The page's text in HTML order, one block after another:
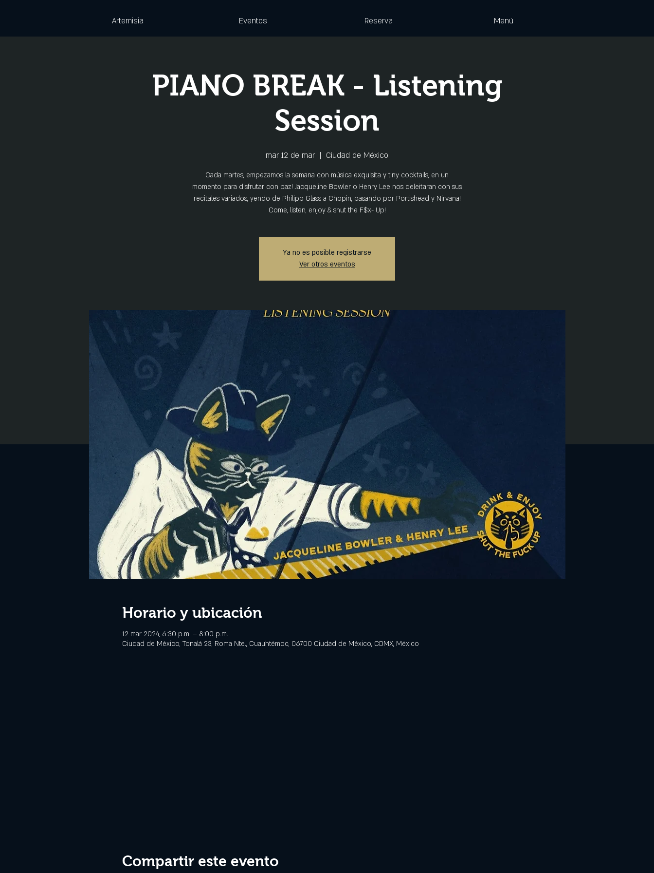
Artemisia Eventos Reserva Menú
PIANO BREAK - Listening
Session
mar 12 de mar
  |
Ciudad de México
Cada martes, empezamos la semana con música exquisita y tiny cocktails, en un
momento para disfrutar con paz! Jacqueline Bowler o Henry Lee nos deleitaran con sus
recitales variados, yendo de Philipp Glass a Chopin, pasando por Portishead y Nirvana!
Come, listen, enjoy & shut the F$x- Up!
Ya no es posible registrarse
Ver otros eventos
Horario y ubicación
12 mar 2024, 6:30 p.m. – 8:00 p.m.
Ciudad de México, Tonalá 23, Roma Nte., Cuauhtémoc, 06700 Ciudad de México, CDMX, México
Compartir este evento